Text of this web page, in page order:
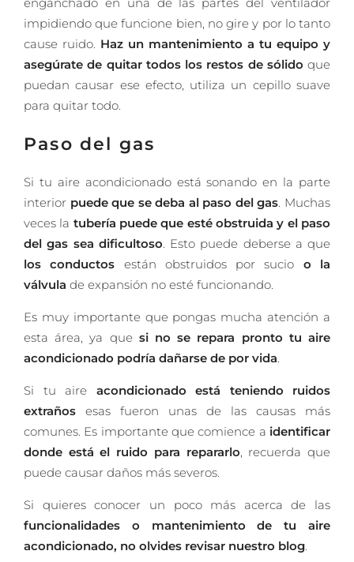
impidiendo que funcione bien, no gire y por lo tanto
cause ruido. Haz un mantenimiento a tu equipo y
asegúrate de quitar todos los restos de sólido que
puedan causar ese efecto, utiliza un cepillo suave
para quitar todo.
Paso del gas
Si tu aire acondicionado está sonando en la parte
interior puede que se deba al paso del gas. Muchas
veces la tubería puede que esté obstruida y el paso
del gas sea dificultoso. Esto puede deberse a que
los conductos están obstruidos por sucio o la
válvula de expansión no esté funcionando.
Es muy importante que pongas mucha atención a
esta área, ya que si no se repara pronto tu aire
acondicionado podría dañarse de por vida.
Si tu aire acondicionado está teniendo ruidos
extraños esas fueron unas de las causas más
comunes. Es importante que comience a identificar
donde está el ruido para repararlo, recuerda que
puede causar daños más severos.
Si quieres conocer un poco más acerca de las
funcionalidades o mantenimiento de tu aire
acondicionado, no olvides revisar nuestro blog.